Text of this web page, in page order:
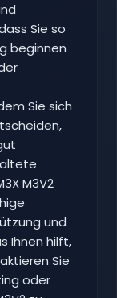
Sie so
beginnen
Sie sich
M3V2
und
Ihnen hilft,
Sie
oder